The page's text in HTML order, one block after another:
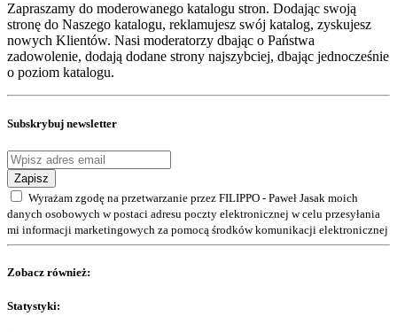
Zapraszamy do moderowanego katalogu stron. Dodając swoją
stronę do Naszego katalogu, reklamujesz swój katalog, zyskujesz
nowych Klientów. Nasi moderatorzy dbając o Państwa
zadowolenie, dodają dodane strony najszybciej, dbając jednocześnie
o poziom katalogu.
Subskrybuj newsletter
Zapisz
Wyrażam zgodę na przetwarzanie przez FILIPPO - Paweł Jasak moich
danych osobowych w postaci adresu poczty elektronicznej w celu przesyłania
mi informacji marketingowych za pomocą środków komunikacji elektronicznej
Zobacz również:
Statystyki: